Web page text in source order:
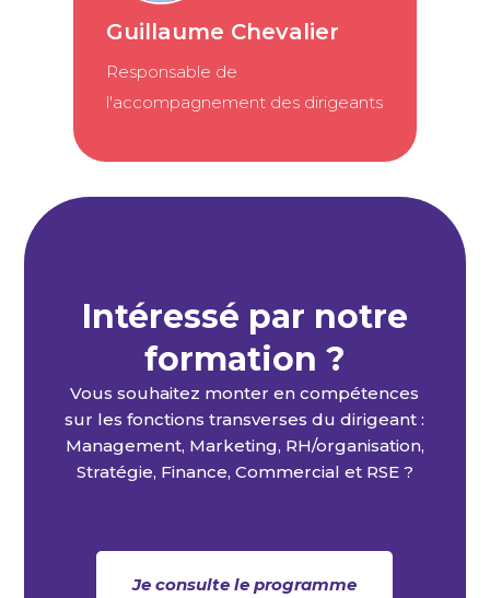
Guillaume Chevalier
Responsable de
l'accompagnement des dirigeants
Intéressé par notre
formation ?
Vous souhaitez monter en compétences
sur les fonctions transverses du dirigeant :
Management, Marketing, RH/organisation,
Stratégie, Finance, Commercial et RSE ?
Je consulte le programme